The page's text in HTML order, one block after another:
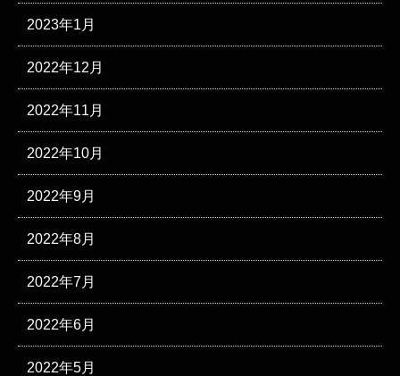
2023年1月
2022年12月
2022年11月
2022年10月
2022年9月
2022年8月
2022年7月
2022年6月
2022年5月